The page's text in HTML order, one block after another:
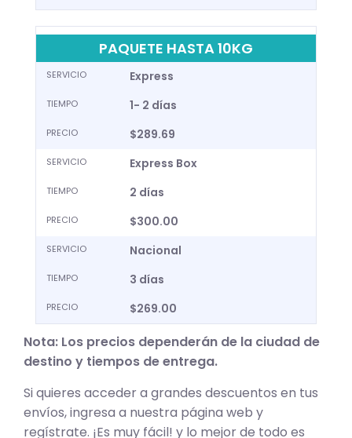
PAQUETE HASTA 10KG
SERVICIO Express
TIEMPO 1- 2 días
PRECIO $289.69
SERVICIO Express Box
TIEMPO 2 días
PRECIO $300.00
SERVICIO Nacional
TIEMPO 3 días
PRECIO $269.00
Nota: Los precios dependerán de la ciudad de
destino y tiempos de entrega.
Si quieres acceder a grandes descuentos en tus
envíos, ingresa a nuestra página web y
regístrate. ¡Es muy fácil! y lo mejor de todo es